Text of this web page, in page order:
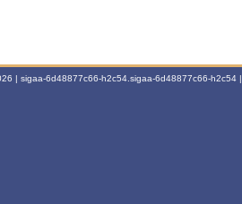
| sigaa-6d48877c66-h2c54.sigaa-6d48877c66-h2c54 |